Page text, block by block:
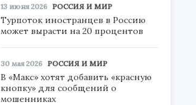
13 июня 2026 РОССИЯ И МИР
Турпоток иностранцев в Россию
может вырасти на 20 процентов
30 мая 2026 РОССИЯ И МИР
В «Макс» хотят добавить «красную
кнопку» для сообщений о
мошенниках